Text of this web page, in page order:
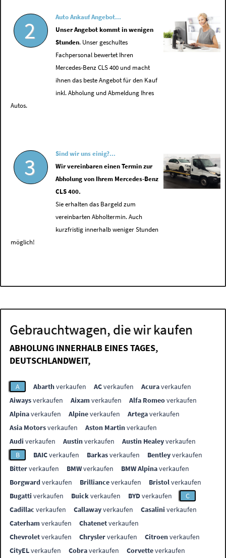
2
Auto Ankauf Angebot...
Unser Angebot kommt in wenigen
Stunden. Unser geschultes
Fachpersonal bewertet Ihren
Mercedes-Benz CLS 400 und macht
ihnen das beste Angebot für den Kauf
inkl. Abholung und Abmeldung Ihres
Autos.
3
Sind wir uns einig?...
Wir vereinbaren einen Termin zur
Abholung von Ihrem Mercedes-Benz
CLS 400.
Sie erhalten das Bargeld zum
vereinbarten Abholtermin. Auch
kurzfristig innerhalb weniger Stunden
möglich!
Gebrauchtwagen, die wir kaufen
ABHOLUNG INNERHALB EINES TAGES,
DEUTSCHLANDWEIT,
A Abarthverkaufen ACverkaufen Acuraverkaufen
Aiwaysverkaufen Aixamverkaufen Alfa Romeoverkaufen
Alpinaverkaufen Alpineverkaufen Artegaverkaufen
Asia Motorsverkaufen Aston Martinverkaufen
Audi verkaufen Austinverkaufen Austin Healeyverkaufen
B
BAICverkaufen Barkasverkaufen Bentleyverkaufen
Bitterverkaufen BMWverkaufen BMW Alpinaverkaufen
Borgwardverkaufen Brillianceverkaufen Bristolverkaufen
Bugatti verkaufen Buickverkaufen BYDverkaufen
C
Cadillac verkaufen Callawayverkaufen Casalini verkaufen
Caterhamverkaufen Chatenetverkaufen
Chevroletverkaufen Chryslerverkaufen Citroenverkaufen
CityELverkaufen Cobraverkaufen Corvetteverkaufen